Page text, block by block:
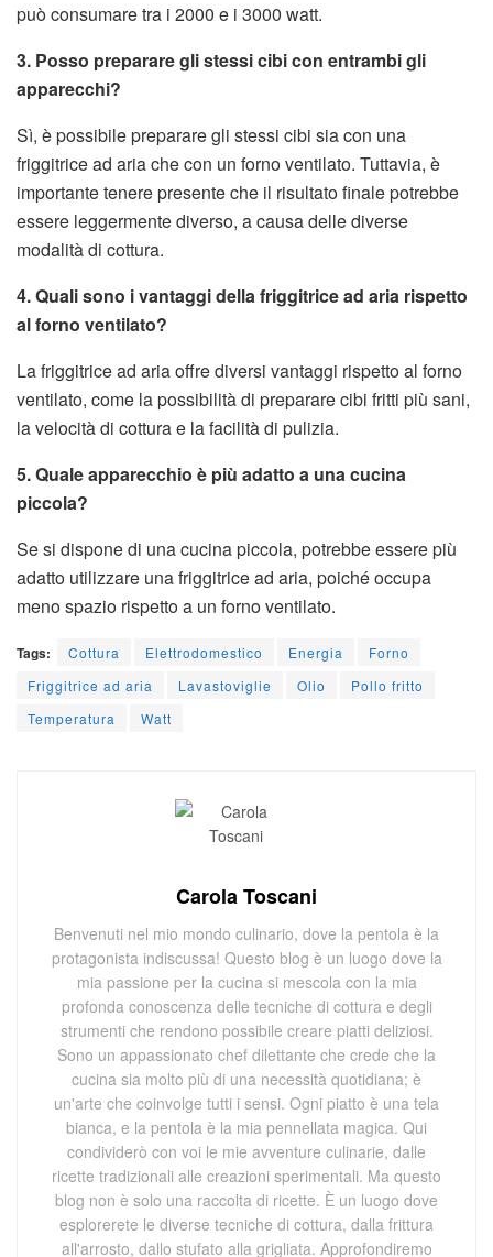
può consumare tra i 2000 e i 3000 watt.
3. Posso preparare gli stessi cibi con entrambi gli
apparecchi?
Sì, è possibile preparare gli stessi cibi sia con una
friggitrice ad aria che con un forno ventilato. Tuttavia, è
importante tenere presente che il risultato finale potrebbe
essere leggermente diverso, a causa delle diverse
modalità di cottura.
4. Quali sono i vantaggi della friggitrice ad aria rispetto
al forno ventilato?
La friggitrice ad aria offre diversi vantaggi rispetto al forno
ventilato, come la possibilità di preparare cibi fritti più sani,
la velocità di cottura e la facilità di pulizia.
5. Quale apparecchio è più adatto a una cucina
piccola?
Se si dispone di una cucina piccola, potrebbe essere più
adatto utilizzare una friggitrice ad aria, poiché occupa
meno spazio rispetto a un forno ventilato.
Tags: Cottura Elettrodomestico Energia
Forno
Friggitrice ad aria
Lavastoviglie Olio
Pollo fritto
Temperatura
Watt
Carola Toscani
Benvenuti nel mio mondo culinario, dove la pentola è la
protagonista indiscussa! Questo blog è un luogo dove la
mia passione per la cucina si mescola con la mia
profonda conoscenza delle tecniche di cottura e degli
strumenti che rendono possibile creare piatti deliziosi.
Sono un appassionato chef dilettante che crede che la
cucina sia molto più di una necessità quotidiana; è
un'arte che coinvolge tutti i sensi. Ogni piatto è una tela
bianca, e la pentola è la mia pennellata magica. Qui
condividerò con voi le mie avventure culinarie, dalle
ricette tradizionali alle creazioni sperimentali. Ma questo
blog non è solo una raccolta di ricette. È un luogo dove
esplorerete le diverse tecniche di cottura, dalla frittura
all'arrosto, dallo stufato alla grigliata. Approfondiremo